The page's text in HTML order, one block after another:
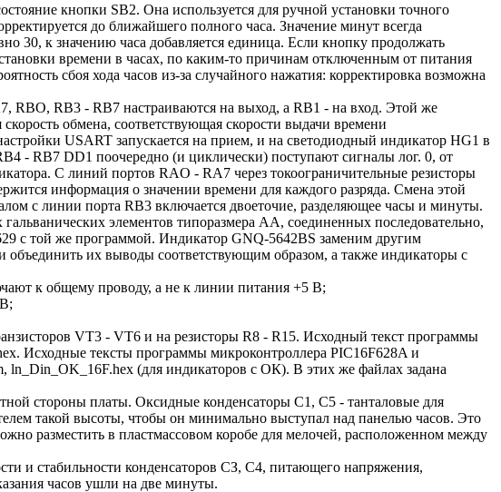
кнопки SB2. Она используется для ручной установки точного
до ближайшего полного часа. Значение минут всегда
30, к значению часа добавляется единица. Если кнопку продолжать
времени в часах, по каким-то причинам отключенным от питания
сбоя хода часов из-за случайного нажатия: корректировка возможна
RBO, RB3 - RB7 настраиваются на выход, a RB1 - на вход. Этой же
обмена, соответствующая скорости выдачи времени
USART запускается на прием, и на светодиодный индикатор HG1 в
- RB7 DD1 поочередно (и циклически) поступают сигналы лог. 0, от
С линий портов RAO - RA7 через токоограничительные резисторы
информация о значении времени для каждого разряда. Смена этой
с линии порта RB3 включается двоеточие, разделяющее часы и минуты.
элементов типоразмера АА, соединенных последовательно,
с той же программой. Индикатор GNQ-5642BS заменим другим
объединить их выводы соответствующим образом, а также индикаторы с
к общему проводу, а не к линии питания +5 В;
VT3 - VT6 и на резисторы R8 - R15. Исходный текст программы
Исходные тексты программы микроконтроллера PIC16F628A и
(для индикаторов с ОК). В этих же файлах задана
стороны платы. Оксидные конденсаторы С1, С5 - танталовые для
такой высоты, чтобы он минимально выступал над панелью часов. Это
разместить в пластмассовом коробе для мелочей, расположенном между
и стабильности конденсаторов СЗ, С4, питающего напряжения,
часов ушли на две минуты.